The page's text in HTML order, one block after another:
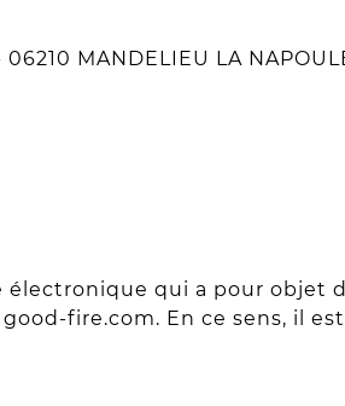
MANDELIEU LA
qui a pour objet
fire.com. En ce sens, il